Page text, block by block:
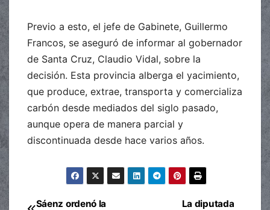
Previo a esto, el jefe de Gabinete, Guillermo
Francos, se aseguró de informar al gobernador
de Santa Cruz, Claudio Vidal, sobre la
decisión. Esta provincia alberga el yacimiento,
que produce, extrae, transporta y comercializa
carbón desde mediados del siglo pasado,
aunque opera de manera parcial y
discontinuada desde hace varios años.
La diputada
Sáenz ordenó la